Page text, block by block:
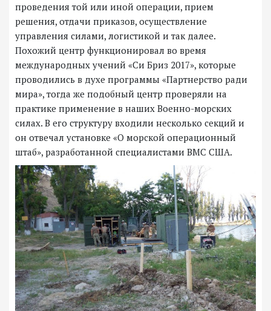
проведения той или иной операции, прием
решения, отдачи приказов, осуществление
управления силами, логистикой и так далее.
Похожий центр функционировал во время
международных учений «Си Бриз 2017», которые
проводились в духе программы «Партнерство ради
мира», тогда же подобный центр проверяли на
практике применение в наших Военно-морских
силах. В его структуру входили несколько секций и
он отвечал установке «О морской операционный
штаб», разработанной специалистами ВМС США.